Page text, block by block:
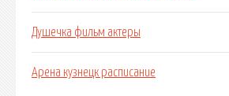
Душечка фильм актеры
Арена кузнецк расписание